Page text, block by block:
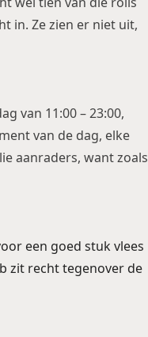
in. Ze zien er niet uit,
van 11:00 – 23:00,
van de dag, elke
aanraders, want zoals
een goed stuk vlees
zit recht tegenover de